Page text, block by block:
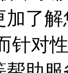
了
针对